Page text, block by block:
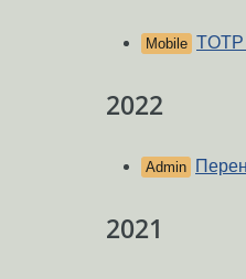
Mobile
2022
Admin
2021